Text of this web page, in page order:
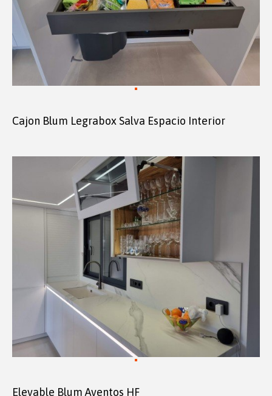
Cajon Blum Legrabox Salva Espacio Interior
Elevable Blum Aventos HF